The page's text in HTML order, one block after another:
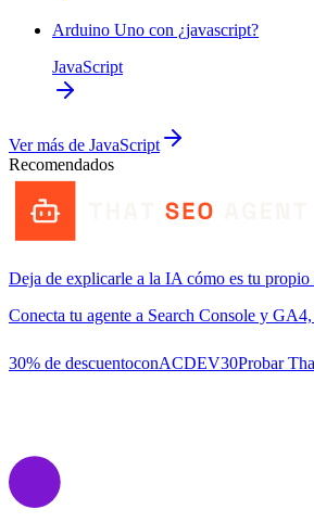
Arduino Uno con ¿javascript?
JavaScript
Ver más de JavaScript
Recomendados
Deja de explicarle a la IA cómo es tu propio
Conecta tu agente a Search Console y
30% de descuentoconACDEV30Probar